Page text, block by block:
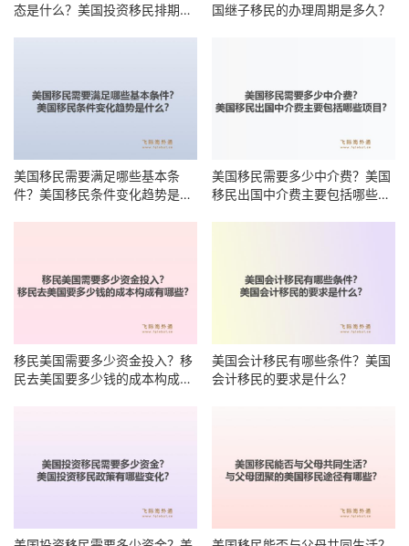
态是什么？美国投资移民排期何
国继子移民的办理周期是多久？
美国移民需要满足哪些基本条
件？美国移民条件变化趋势是什
美国移民需要多少中介费？美国
移民出国中介费主要包括哪些项
移民美国需要多少资金投入？移
民去美国要多少钱的成本构成有
美国会计移民有哪些条件？美国
会计移民的要求是什么？